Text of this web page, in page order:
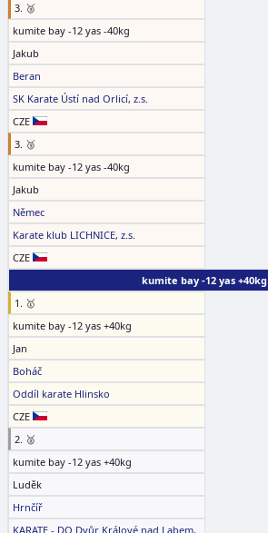
3. 🥉
kumite bay -12 yas -40kg
Jakub
Beran
SK Karate Ústí nad Orlicí, z.s.
CZE
3. 🥉
kumite bay -12 yas -40kg
Jakub
Němec
Karate klub LICHNICE, z.s.
CZE
kumite bay -12 yas +40kg
1. 🥇
kumite bay -12 yas +40kg
Jan
Boháč
Oddíl karate Hlinsko
CZE
2. 🥈
kumite bay -12 yas +40kg
Luděk
Hrnčíř
KARATE - DO Dvůr Králové nad Labem,